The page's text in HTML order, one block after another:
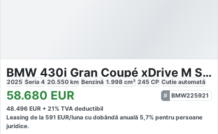
BMW 430i Gran Coupé xDrive M Sportpaket
2025 Seria 4 20.550 km Benzină 1.998 cm³ 245 CP Cutie automată
58.680 EUR
BMW225921
48.496 EUR + 21% TVA deductibil
Leasing de la 591 EUR/luna cu dobăndă anuală 5,7% pentru persoane
juridice.